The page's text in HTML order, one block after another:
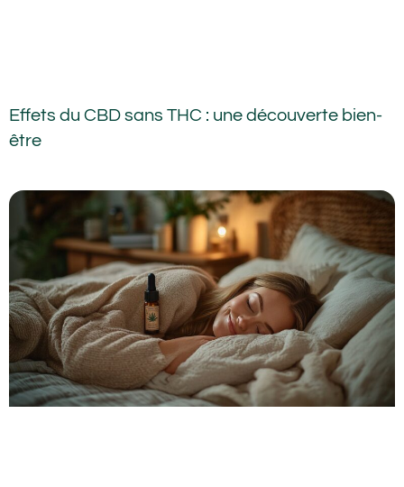
Effets du CBD sans THC : une découverte bien-
être